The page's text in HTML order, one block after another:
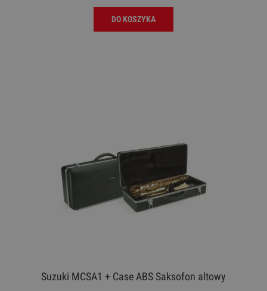
DO KOSZYKA
Suzuki MCSA1 + Case ABS Saksofon altowy